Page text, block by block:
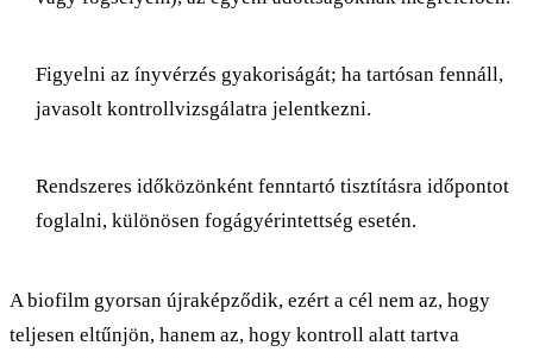
Figyelni az ínyvérzés gyakoriságát; ha tartósan fennáll,
javasolt kontrollvizsgálatra jelentkezni.
Rendszeres időközönként fenntartó tisztításra időpontot
foglalni, különösen fogágyérintettség esetén.
A biofilm gyorsan újraképződik, ezért a cél nem az, hogy
teljesen eltűnjön, hanem az, hogy kontroll alatt tartva